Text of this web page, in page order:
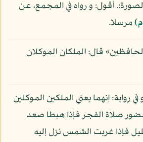
أقول: و رواه في المجمع، عن
مرسلا.
قال: الملكان الموكلان
رواية: إنهما يعني الملكين الموكلين
صلاة الفجر فإذا هبطا صعد
فإذا غربت الشمس نزل إليه